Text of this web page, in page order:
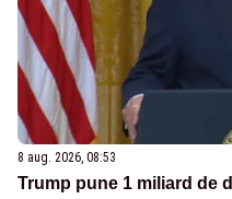
8 aug. 2026, 08:53
Trump pune 1 miliard de